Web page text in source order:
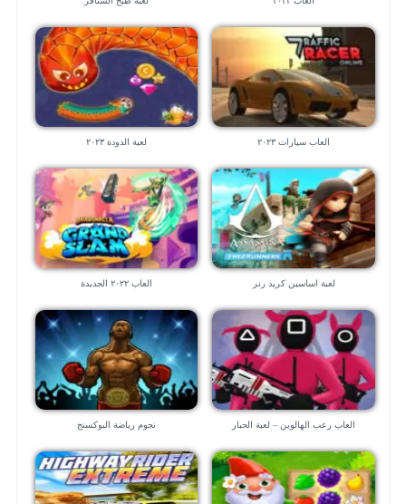
العاب سيارات ٢٠٢٣ لعبة الدودة ٢٠٢٣
لعبة اساسين كريد رنر العاب ٢٠٢٢ الجديدة
العاب رعب الهالوين – لعبة الحبار نجوم رياضة البوكسنج